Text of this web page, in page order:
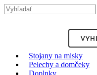
Stojany na misky
Pelechy a domčeky
Doplnky
-12% ZĽAVA s